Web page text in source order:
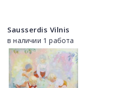
Sausserdis Vilnis
в наличии 1 работа